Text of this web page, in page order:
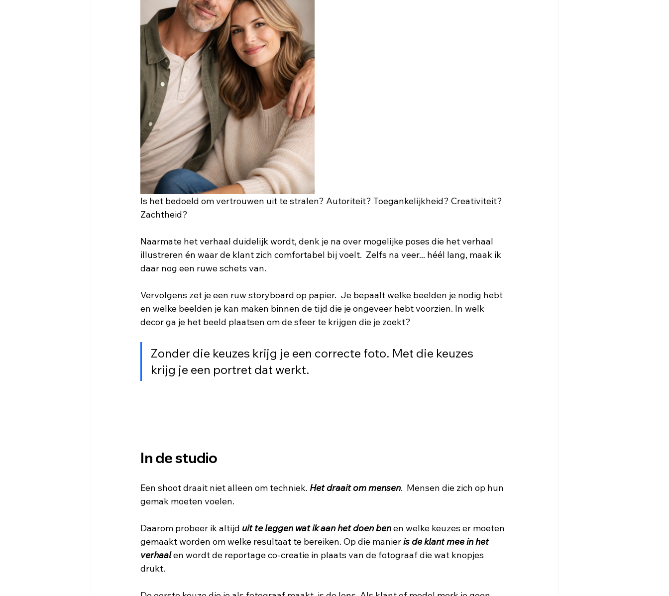
Is het bedoeld om vertrouwen uit te stralen? Autoriteit? Toegankelijkheid? Creativiteit?
Zachtheid?
Naarmate het verhaal duidelijk wordt, denk je na over mogelijke poses die het verhaal
illustreren én waar de klant zich comfortabel bij voelt.  Zelfs na veer... héél lang, maak ik
daar nog een ruwe schets van.
Vervolgens zet je een ruw storyboard op papier.  Je bepaalt welke beelden je nodig hebt
en welke beelden je kan maken binnen de tijd die je ongeveer hebt voorzien. In welk
decor ga je het beeld plaatsen om de sfeer te krijgen die je zoekt?
Zonder die keuzes krijg je een correcte foto. Met die keuzes
krijg je een portret dat werkt.
In de studio
Een shoot draait niet alleen om techniek. Het draait om mensen.  Mensen die zich op hun
gemak moeten voelen.
Daarom probeer ik altijd uit te leggen wat ik aan het doen ben en welke keuzes er moeten
gemaakt worden om welke resultaat te bereiken. Op die manier is de klant mee in het
verhaal en wordt de reportage co-creatie in plaats van de fotograaf die wat knopjes
drukt.